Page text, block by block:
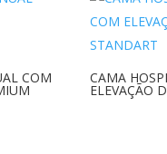
COM CAMA
ELEVAÇÃO